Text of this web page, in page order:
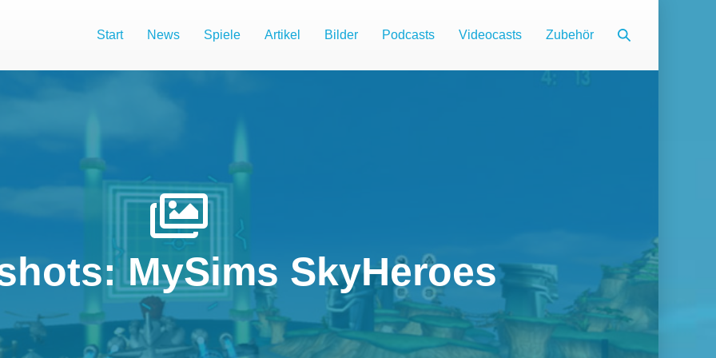
Start News Spiele Artikel Bilder Podcasts Videocasts Zubehör
Suche-
MySims SkyHeroes